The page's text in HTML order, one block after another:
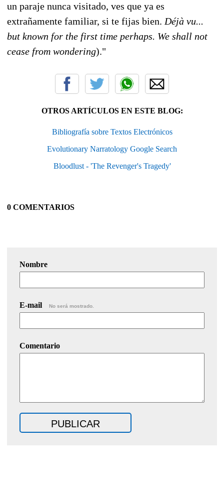
un paraje nunca visitado, ves que ya es
extrañamente familiar, si te fijas bien. Déjà vu...
but known for the first time perhaps. We shall not
cease from wondering)."
OTROS ARTÍCULOS EN ESTE BLOG:
Bibliografía sobre Textos Electrónicos
Evolutionary Narratology Google Search
Bloodlust - 'The Revenger's Tragedy'
0 COMENTARIOS
Nombre
E-mail No será mostrado.
Comentario